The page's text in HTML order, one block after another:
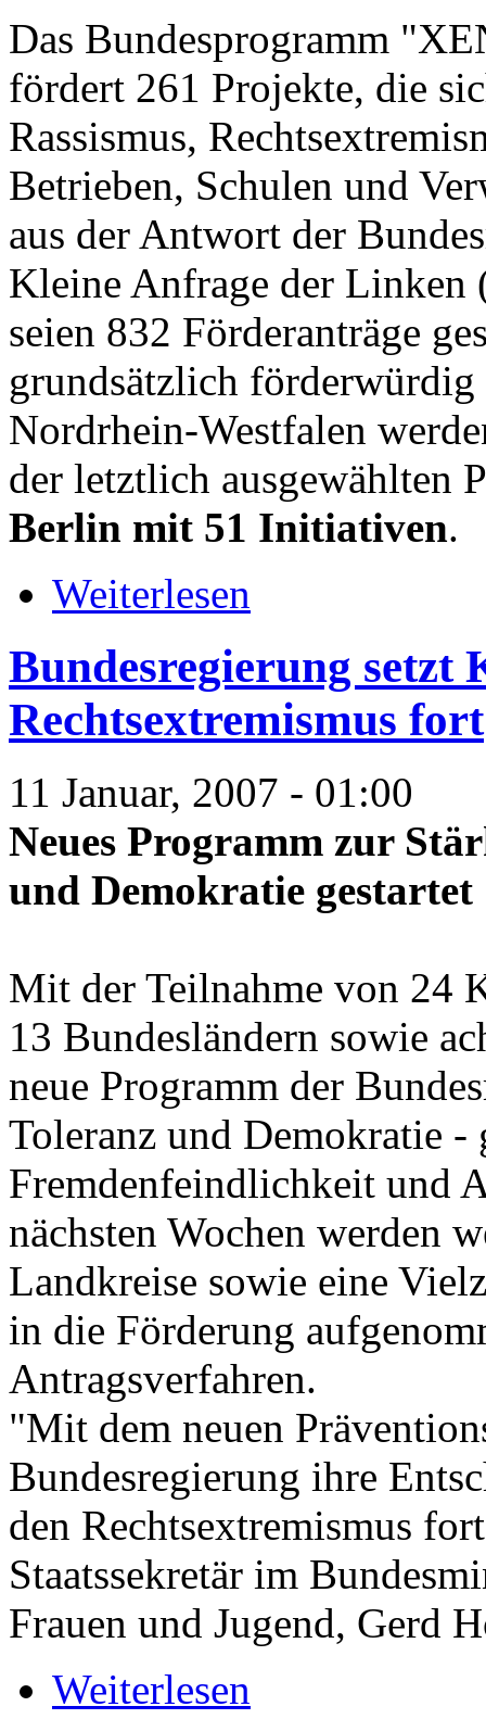
Das Bundesprogramm
fördert 261 Projekte, die
Rassismus,
Betrieben, Schulen und
aus der Antwort der
Kleine Anfrage der Linken
seien 832 Förderanträge
grundsätzlich
Nordrhein-Westfalen
der letztlich ausgewählten
Berlin mit 51 Initiativen.
Weiterlesen
Bundesregierung setzt
Rechtsextremismus fort
11 Januar, 2007 - 01:00
Neues Programm zur
und Demokratie gestartet
Mit der Teilnahme von 24
13 Bundesländern sowie
neue Programm der
Toleranz und Demokratie -
Fremdenfeindlichkeit und
nächsten Wochen werden
Landkreise sowie eine
in die Förderung
Antragsverfahren.
"Mit dem neuen
Bundesregierung ihre
den Rechtsextremismus
Staatssekretär im
Frauen und Jugend, Gerd
Weiterlesen